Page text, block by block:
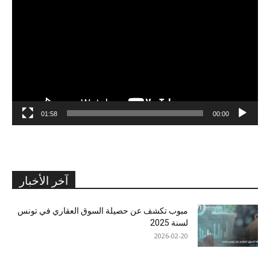
00:00
01:58
آخر الأخبار
مبوب تكشف عن حصيلة السوق العقاري في تونس
لسنة 2025
2026-02-20